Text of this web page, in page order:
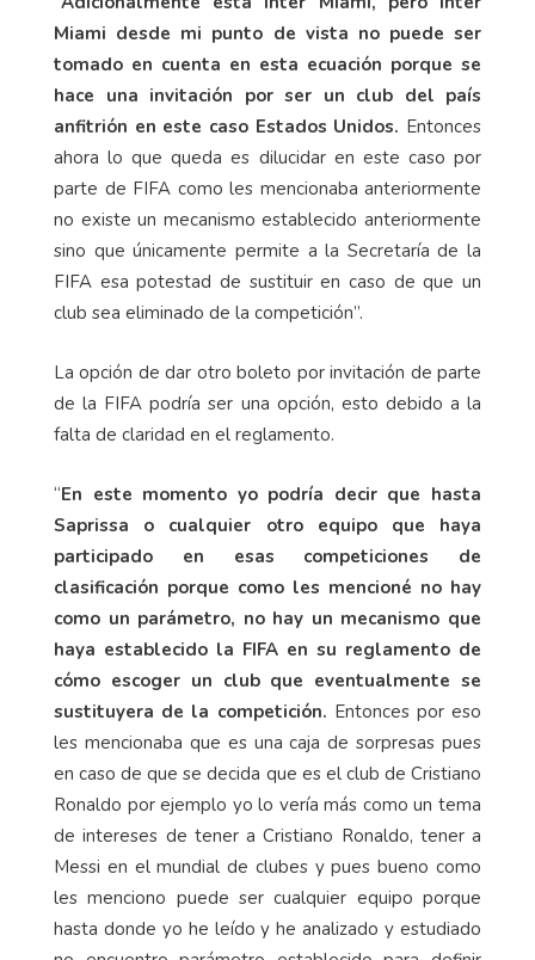
Miami desde mi punto de vista no puede ser
tomado en cuenta en esta ecuación porque se
hace una invitación por ser un club del país
anfitrión en este caso Estados Unidos. Entonces
ahora lo que queda es dilucidar en este caso por
parte de FIFA como les mencionaba anteriormente
no existe un mecanismo establecido anteriormente
sino que únicamente permite a la Secretaría de la
FIFA esa potestad de sustituir en caso de que un
club sea eliminado de la competición”.
La opción de dar otro boleto por invitación de parte
de la FIFA podría ser una opción, esto debido a la
falta de claridad en el reglamento.
“En este momento yo podría decir que hasta
Saprissa o cualquier otro equipo que haya
participado en esas competiciones de
clasificación porque como les mencioné no hay
como un parámetro, no hay un mecanismo que
haya establecido la FIFA en su reglamento de
cómo escoger un club que eventualmente se
sustituyera de la competición. Entonces por eso
les mencionaba que es una caja de sorpresas pues
en caso de que se decida que es el club de Cristiano
Ronaldo por ejemplo yo lo vería más como un tema
de intereses de tener a Cristiano Ronaldo, tener a
Messi en el mundial de clubes y pues bueno como
les menciono puede ser cualquier equipo porque
hasta donde yo he leído y he analizado y estudiado